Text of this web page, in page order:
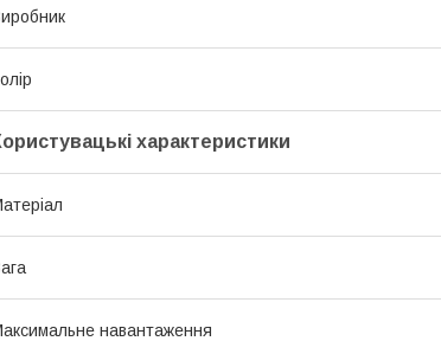
характеристики
навантаження